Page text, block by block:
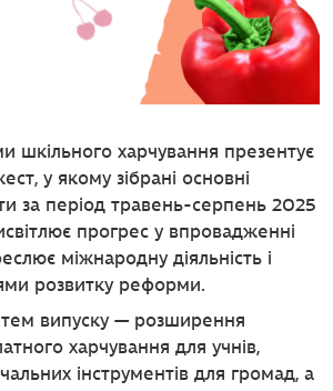
шкільного харчування презентує
у якому зібрані основні
за період травень-серпень 2025
прогрес у впровадженні
міжнародну діяльність і
розвитку реформи.
випуску — розширення
харчування для учнів,
інструментів для громад, а